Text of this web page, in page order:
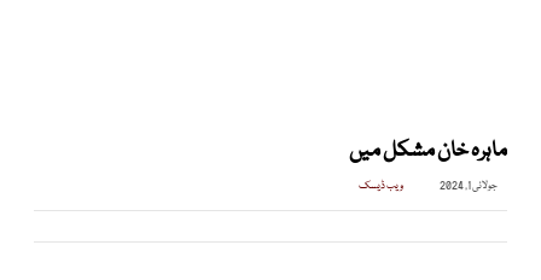
ماہرہ خان مشکل میں
جولائی 1, 2024 ویب ڈیسک